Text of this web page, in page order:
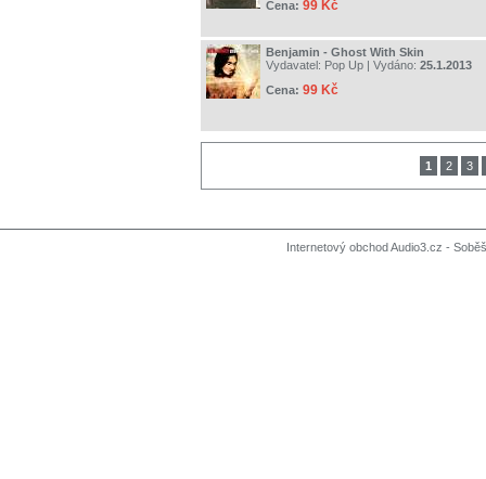
Cena: 99 Kč
Benjamin - Ghost With Skin
Vydavatel: Pop Up | Vydáno: 25.1.2013
Cena: 99 Kč
1 2 3
Internetový obchod Audio3.cz -